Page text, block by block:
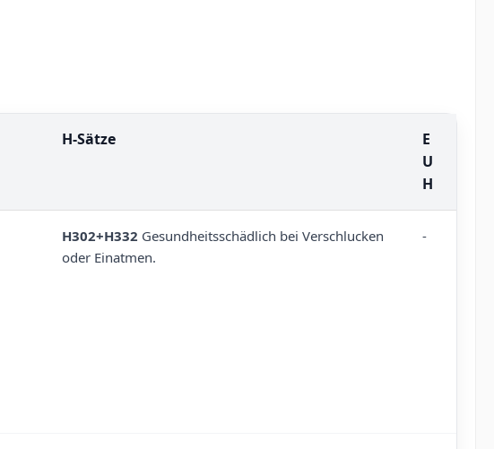
H-Sätze
E
U
H
H302+H332 Gesundheitsschädlich bei Verschlucken
oder Einatmen.
-